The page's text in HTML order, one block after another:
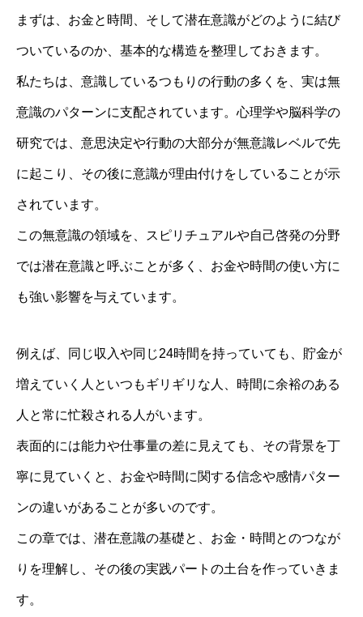
まずは、お金と時間、そして潜在意識がどのように結び
ついているのか、基本的な構造を整理しておきます。
私たちは、意識しているつもりの行動の多くを、実は無
意識のパターンに支配されています。心理学や脳科学の
研究では、意思決定や行動の大部分が無意識レベルで先
に起こり、その後に意識が理由付けをしていることが示
されています。
この無意識の領域を、スピリチュアルや自己啓発の分野
では潜在意識と呼ぶことが多く、お金や時間の使い方に
も強い影響を与えています。
例えば、同じ収入や同じ24時間を持っていても、貯金が
増えていく人といつもギリギリな人、時間に余裕のある
人と常に忙殺される人がいます。
表面的には能力や仕事量の差に見えても、その背景を丁
寧に見ていくと、お金や時間に関する信念や感情パター
ンの違いがあることが多いのです。
この章では、潜在意識の基礎と、お金・時間とのつなが
りを理解し、その後の実践パートの土台を作っていきま
す。